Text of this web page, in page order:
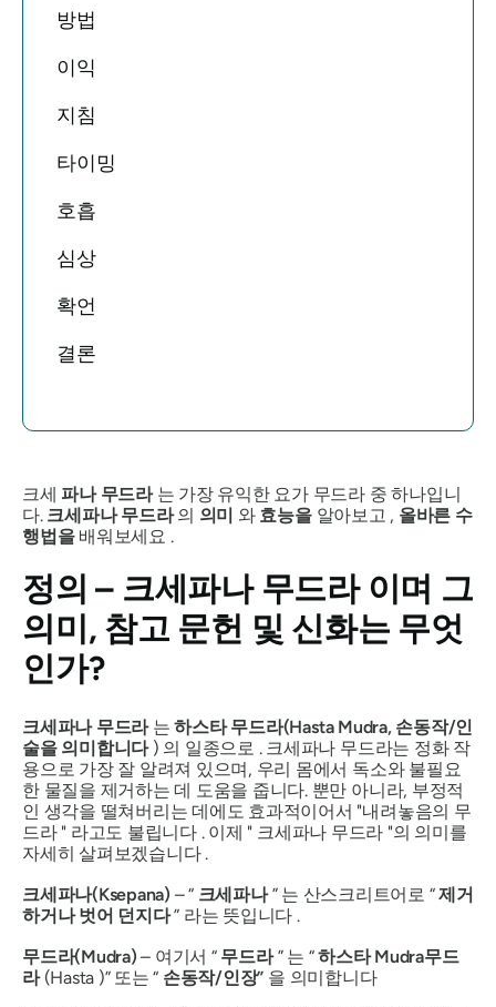
방법
이익
지침
타이밍
호흡
심상
확언
결론
크세파나 무드라는 가장 유익한 요가 무드라 중 하나입니
다. 크세파나 무드라의 의미 와 효능을알아보고 , 올바른 수
행법을배워보세요 .
정의 – 크세파나 무드라이며 그
의미, 참고 문헌 및 신화는 무엇
인가?
크세파나 무드라는하스타 무드라(Hasta Mudra, 손동작/인
술을 의미합니다) 의 일종으로 . 크세파나 무드라는 정화 작
용으로 가장 잘 알려져 있으며, 우리 몸에서 독소와 불필요
한 물질을 제거하는 데 도움을 줍니다. 뿐만 아니라, 부정적
인 생각을 떨쳐버리는 데에도 효과적이어서 "내려놓음의 무
드라" 라고도 불립니다 . 이제 " 크세파나 무드라 "의 의미를
자세히 살펴보겠습니다 .
크세파나(Ksepana) – “ 크세파나 ”는 산스크리트어로 “제거
하거나 벗어 던지다” 라는 뜻입니다 .
무드라(Mudra) – 여기서 “ 무드라 ”는 “하스타 Mudra무드
라(Hasta )” 또는 “ 손동작/인장” 을 의미합니다